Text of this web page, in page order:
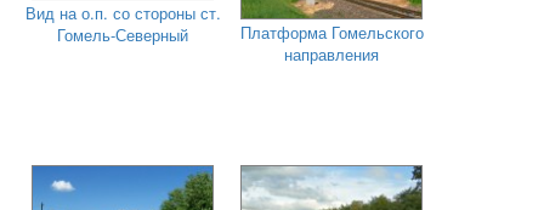
Вид на о.п. со стороны ст.
Гомель-Северный
Платформа Гомельского
направления